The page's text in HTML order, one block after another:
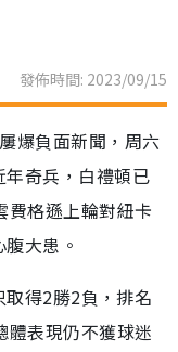
發佈時間: 2023/09/15
爆負面新聞，周六
奇兵，白禮頓已
費格遜上輪對紐卡
大患。
得2勝2負，排名
體表現仍不獲球迷